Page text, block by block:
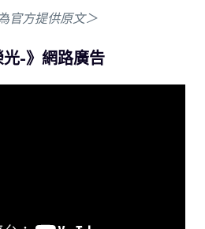
官方提供原文＞
光-》網路廣告